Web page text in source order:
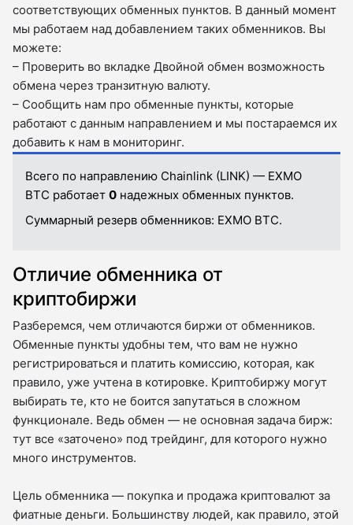
соответствующих обменных пунктов. В данный момент
мы работаем над добавлением таких обменников. Вы
можете:
– Проверить во вкладкe Двойной обмен возможность
обмена через транзитную валюту.
– Сообщить нам про обменные пункты, которые
работают с данным направлением и мы постараемся их
добавить к нам в мониторинг.
Всего по направлению Chainlink (LINK) — EXMO
BTC работает 0 надежных обменных пунктов.
Суммарный резерв обменников: EXMO BTC.
Отличие обменника от
криптобиржи
Разберемся, чем отличаются биржи от обменников.
Обменные пункты удобны тем, что вам не нужно
регистрироваться и платить комиссию, которая, как
правило, уже учтена в котировке. Криптобиржу могут
выбирать те, кто не боится запутаться в сложном
функционале. Ведь обмен — не основная задача бирж:
тут все «заточено» под трейдинг, для которого нужно
много инструментов.
Цель обменника — покупка и продажа криптовалют за
фиатные деньги. Большинству людей, как правило, этой